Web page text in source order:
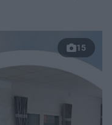
15